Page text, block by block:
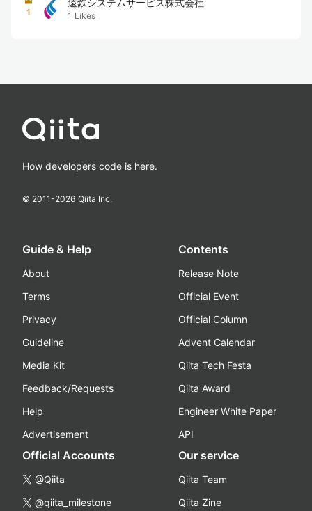
1
遠鉄システムサービス株式会社
1 Likes
How developers code is here.
© 2011-2026 Qiita Inc.
Guide & Help
About
Terms
Privacy
Guideline
Media Kit
Feedback/Requests
Help
Advertisement
Contents
Release Note
Official Event
Official Column
Advent Calendar
Qiita Tech Festa
Qiita Award
Engineer White Paper
API
Official Accounts
@Qiita
@qiita_milestone
Our service
Qiita Team
Qiita Zine